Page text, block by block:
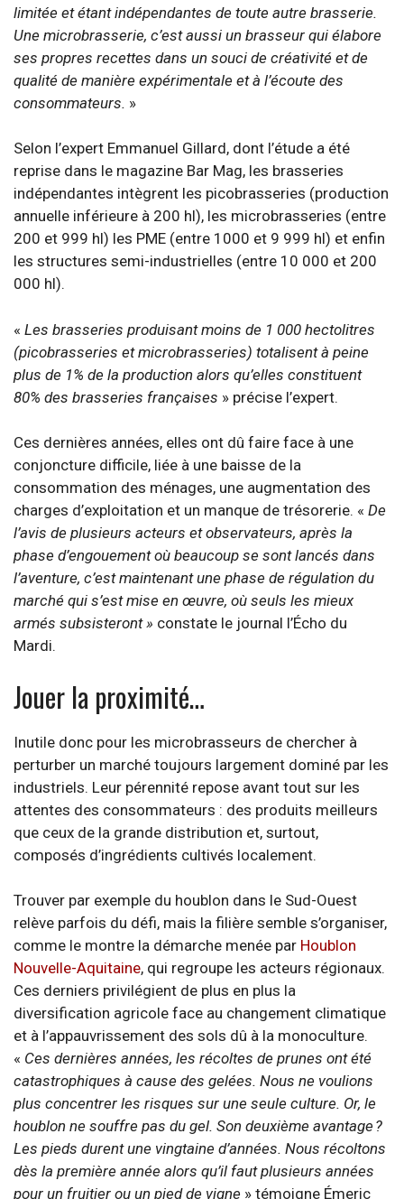
limitée et étant indépendantes de toute autre brasserie.
Une microbrasserie, c’est aussi un brasseur qui élabore
ses propres recettes dans un souci de créativité et de
qualité de manière expérimentale et à l’écoute des
consommateurs. »
Selon l’expert Emmanuel Gillard, dont l’étude a été
reprise dans le magazine Bar Mag, les brasseries
indépendantes intègrent les picobrasseries (production
annuelle inférieure à 200 hl), les microbrasseries (entre
200 et 999 hl) les PME (entre 1000 et 9 999 hl) et enfin
les structures semi-industrielles (entre 10 000 et 200
000 hl).
« Les brasseries produisant moins de 1 000 hectolitres
(picobrasseries et microbrasseries) totalisent à peine
plus de 1% de la production alors qu’elles constituent
80% des brasseries françaises » précise l’expert.
Ces dernières années, elles ont dû faire face à une
conjoncture difficile, liée à une baisse de la
consommation des ménages, une augmentation des
charges d’exploitation et un manque de trésorerie. « De
l’avis de plusieurs acteurs et observateurs, après la
phase d’engouement où beaucoup se sont lancés dans
l’aventure, c’est maintenant une phase de régulation du
marché qui s’est mise en œuvre, où seuls les mieux
armés subsisteront » constate le journal l’Écho du
Mardi.
Jouer la proximité…
Inutile donc pour les microbrasseurs de chercher à
perturber un marché toujours largement dominé par les
industriels. Leur pérennité repose avant tout sur les
attentes des consommateurs : des produits meilleurs
que ceux de la grande distribution et, surtout,
composés d’ingrédients cultivés localement.
Trouver par exemple du houblon dans le Sud-Ouest
relève parfois du défi, mais la filière semble s’organiser,
comme le montre la démarche menée par Houblon
Nouvelle-Aquitaine, qui regroupe les acteurs régionaux.
Ces derniers privilégient de plus en plus la
diversification agricole face au changement climatique
et à l’appauvrissement des sols dû à la monoculture.
« Ces dernières années, les récoltes de prunes ont été
catastrophiques à cause des gelées. Nous ne voulions
plus concentrer les risques sur une seule culture. Or, le
houblon ne souffre pas du gel. Son deuxième avantage ?
Les pieds durent une vingtaine d’années. Nous récoltons
dès la première année alors qu’il faut plusieurs années
pour un fruitier ou un pied de vigne » témoigne Émeric